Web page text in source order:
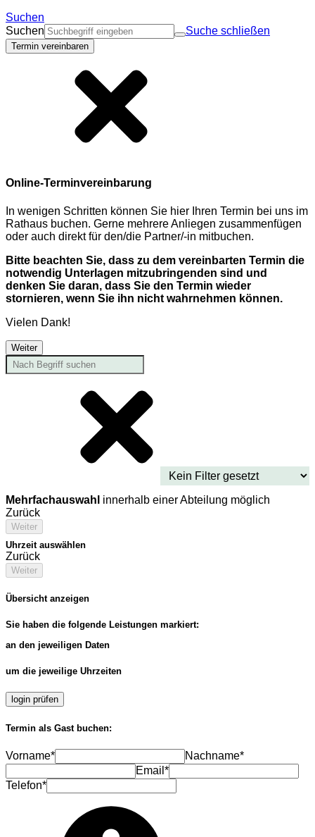
Suchen
Suchen
Suche schließen
Termin vereinbaren
Online-Terminvereinbarung
In wenigen Schritten können Sie hier Ihren Termin bei uns im
Rathaus buchen. Gerne mehrere Anliegen zusammenfügen
oder auch direkt für den/die Partner/-in mitbuchen.
Bitte beachten Sie, dass zu dem vereinbarten Termin die
notwendig Unterlagen mitzubringenden sind und
denken Sie daran, dass Sie den Termin wieder
stornieren, wenn Sie ihn nicht wahrnehmen können.
Vielen Dank!
Weiter
Mehrfachauswahl innerhalb einer Abteilung möglich
Zurück
Weiter
Uhrzeit auswählen
Zurück
Weiter
Übersicht anzeigen
Sie haben die folgende Leistungen markiert:
an den jeweiligen Daten
um die jeweilige Uhrzeiten
login prüfen
Termin als Gast buchen:
Vorname*
Nachname*
Email*
Telefon*